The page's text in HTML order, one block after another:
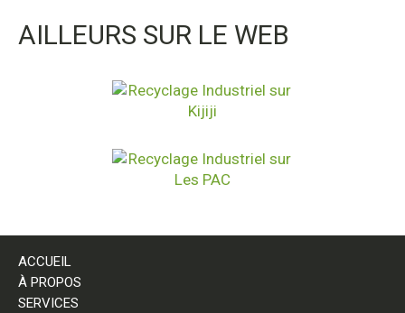
AILLEURS SUR LE WEB
ACCUEIL
À PROPOS
SERVICES